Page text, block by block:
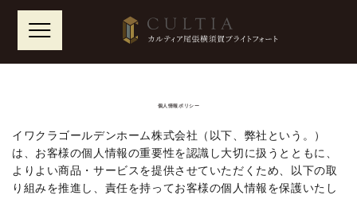
個人情報ポリシー
イワクラゴールデンホーム株式会社（以下、弊社という。）
は、お客様の個人情報の重要性を認識し大切に扱うとともに、
よりよい商品・サービスを提供させていただくため、以下の取
り組みを推進し、責任を持ってお客様の個人情報を保護いたし